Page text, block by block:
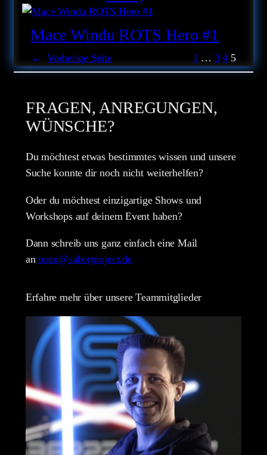
Mace Windu ROTS Hero #1
← Vorherige Seite 1 … 3 4 5
FRAGEN, ANREGUNGEN,
WÜNSCHE?
Du möchtest etwas bestimmtes wissen und unsere
Suche konnte dir noch nicht weiterhelfen?
Oder du möchtest einzigartige Shows und
Workshops auf deinem Event haben?
Dann schreib uns ganz einfach eine Mail
anteam@saberproject.de
Erfahre mehr über unsere Teammitglieder